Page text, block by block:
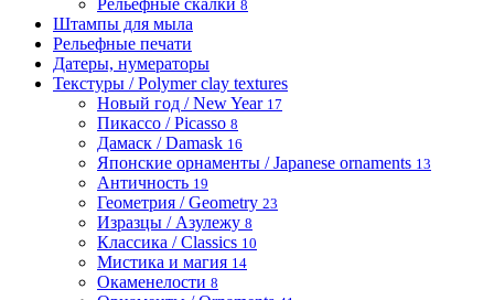
Рельефные скалки 8
Штампы для мыла
Рельефные печати
Датеры, нумераторы
Текстуры / Polymer clay textures
Новый год / New Year 17
Пикассо / Picasso 8
Дамаск / Damask 16
Японские орнаменты / Japanese ornaments 13
Античность 19
Геометрия / Geometry 23
Изразцы / Азулежу 8
Классика / Classics 10
Мистика и магия 14
Окаменелости 8